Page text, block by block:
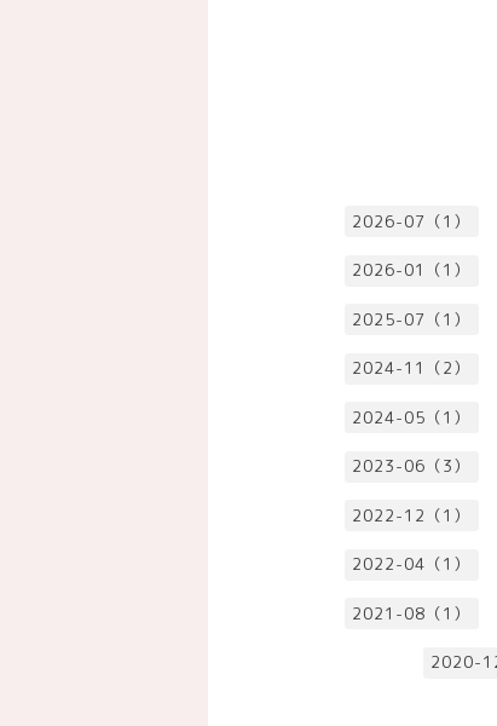
2026-07（1）
2026-01（1）
2025-07（1）
2024-11（2）
2024-05（1）
2023-06（3）
2022-12（1）
2022-04（1）
2021-08（1）
2020-